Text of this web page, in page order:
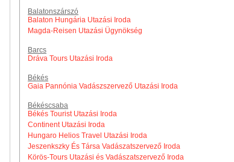
Balatonszárszó
Balaton Hungária Utazási Iroda
Magda-Reisen Utazási Ügynökség
Barcs
Dráva Tours Utazási Iroda
Békés
Gaia Pannónia Vadászszervező Utazási Iroda
Békéscsaba
Békés Tourist Utazási Iroda
Continent Utazási Iroda
Hungaro Helios Travel Utazási Iroda
Jeszenkszky És Társa Vadászatszervező Iroda
Körös-Tours Utazási és Vadászatszervező Iroda